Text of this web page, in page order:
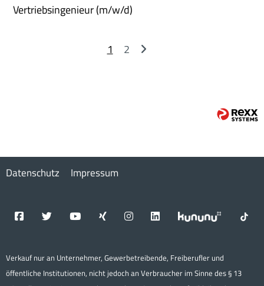
Vertriebsingenieur (m/w/d)
1 2
Datenschutz Impressum
Verkauf nur an Unternehmer, Gewerbetreibende, Freiberufler und
öffentliche Institutionen, nicht jedoch an Verbraucher im Sinne des § 13